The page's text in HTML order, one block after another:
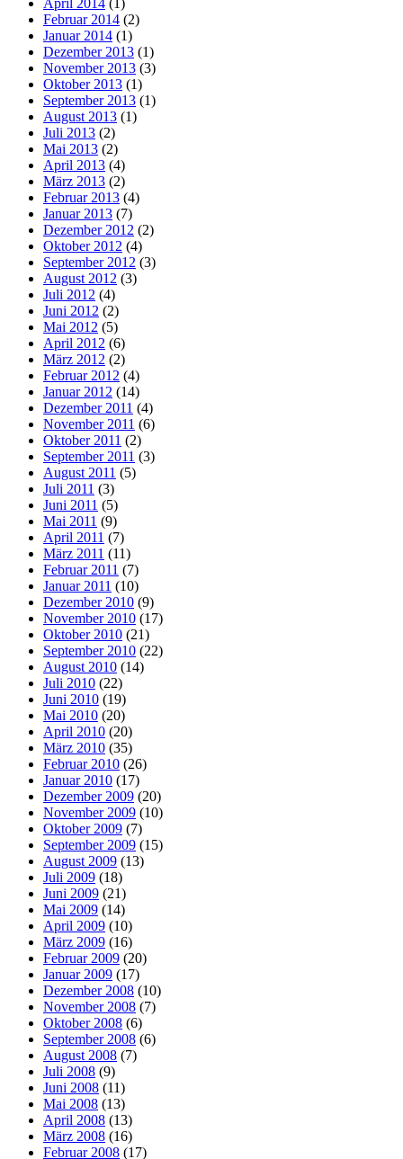
April 2014 (1)
Februar 2014 (2)
Januar 2014 (1)
Dezember 2013 (1)
November 2013 (3)
Oktober 2013 (1)
September 2013 (1)
August 2013 (1)
Juli 2013 (2)
Mai 2013 (2)
April 2013 (4)
März 2013 (2)
Februar 2013 (4)
Januar 2013 (7)
Dezember 2012 (2)
Oktober 2012 (4)
September 2012 (3)
August 2012 (3)
Juli 2012 (4)
Juni 2012 (2)
Mai 2012 (5)
April 2012 (6)
März 2012 (2)
Februar 2012 (4)
Januar 2012 (14)
Dezember 2011 (4)
November 2011 (6)
Oktober 2011 (2)
September 2011 (3)
August 2011 (5)
Juli 2011 (3)
Juni 2011 (5)
Mai 2011 (9)
April 2011 (7)
März 2011 (11)
Februar 2011 (7)
Januar 2011 (10)
Dezember 2010 (9)
November 2010 (17)
Oktober 2010 (21)
September 2010 (22)
August 2010 (14)
Juli 2010 (22)
Juni 2010 (19)
Mai 2010 (20)
April 2010 (20)
März 2010 (35)
Februar 2010 (26)
Januar 2010 (17)
Dezember 2009 (20)
November 2009 (10)
Oktober 2009 (7)
September 2009 (15)
August 2009 (13)
Juli 2009 (18)
Juni 2009 (21)
Mai 2009 (14)
April 2009 (10)
März 2009 (16)
Februar 2009 (20)
Januar 2009 (17)
Dezember 2008 (10)
November 2008 (7)
Oktober 2008 (6)
September 2008 (6)
August 2008 (7)
Juli 2008 (9)
Juni 2008 (11)
Mai 2008 (13)
April 2008 (13)
März 2008 (16)
Februar 2008 (17)